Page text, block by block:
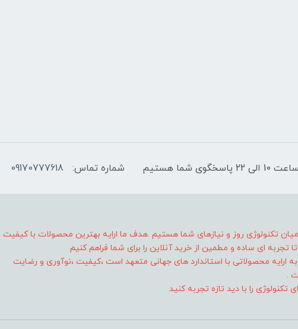
شما هستیم شماره تماس: 09170777618
تکنولوژی روز و نیازهای شما هستیم .هدف ما ارایه بهترین محصولات با کیفیت
تجربه ای ساده و مطمین از خرید آنلاین را برای شما فراهم کنیم
ارایه محصولاتی با استاندارد های جهانی متعهد است ،کیفیت ،نوآوری و رضایت
.
تکنولوژی را با دید تازه تجربه کنید